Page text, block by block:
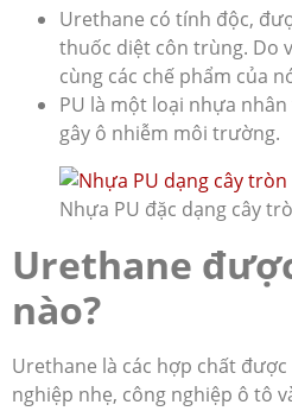
Urethane có tính độc,
thuốc diệt côn trùng. Do
cùng các chế phẩm của
PU là một loại nhựa
gây ô nhiễm môi trường.
Nhựa PU đặc dạng cây
Urethane
nào?
Urethane là các hợp chất
nghiệp nhẹ, công nghiệp ô tô